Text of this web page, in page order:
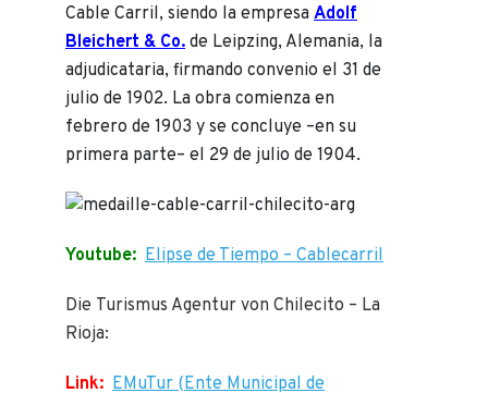
Cable Carril, siendo la empresa Adolf
Bleichert & Co. de Leipzing, Alemania, la
adjudicataria, firmando convenio el 31 de
julio de 1902. La obra comienza en
febrero de 1903 y se concluye –en su
primera parte– el 29 de julio de 1904.
Youtube: Elipse de Tiempo – Cablecarril
Die Turismus Agentur von Chilecito – La
Rioja:
Link: EMuTur (Ente Municipal de